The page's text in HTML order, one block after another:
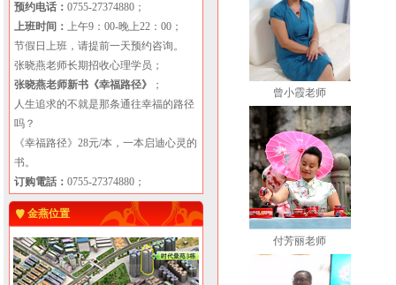
预约电话： 0755-27374880；
上班时间： 上午9：00-晚上22：00；
节假日上班，请提前一天预约咨询。
张晓燕老师长期招收心理学员；
张晓燕老师新书《幸福路径》
；
人生追求的不就是那条通往幸福的路径
吗？
《幸福路径》28元/本，一本启迪心灵的
书。
订购電話： 0755-27374880；
金燕位置
曾小霞老师
付芳丽老师